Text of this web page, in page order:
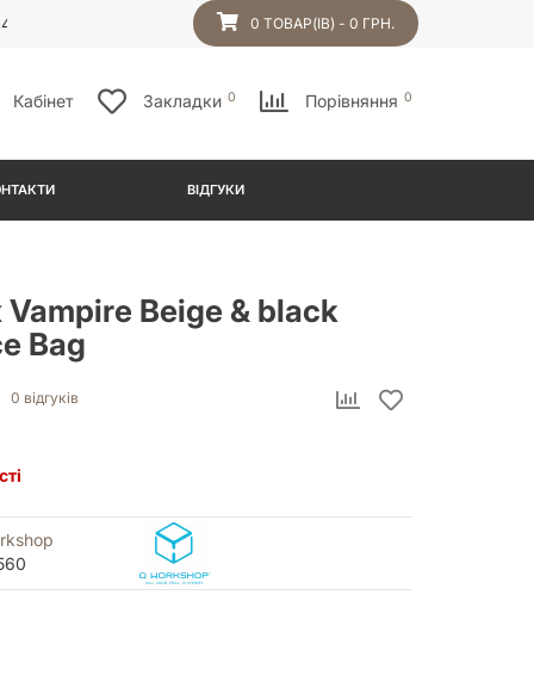
0 ТОВАР(ІВ) - 0 ГРН.
Кабінет Закладки 0 Порівняння 0
ВІДГУКИ
Beige & black
Bag
0 відгуків